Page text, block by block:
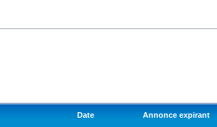
Date Annonce expirant